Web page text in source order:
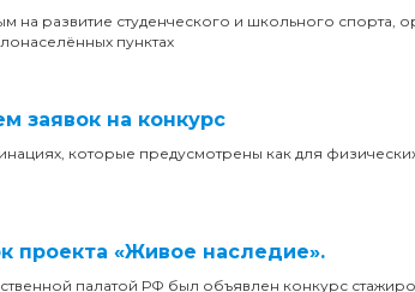
на развитие студенческого и школьного спорта,
пунктах
заявок на конкурс
которые предусмотрены как для
проекта «Живое наследие».
палатой РФ был объявлен конкурс